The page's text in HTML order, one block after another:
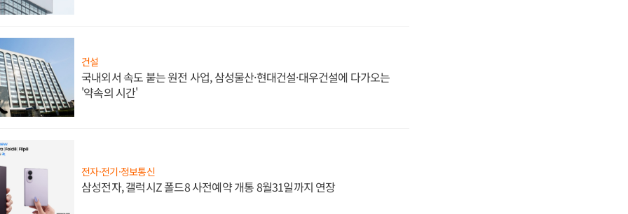
건설
국내외서 속도 붙는 원전 사업, 삼성물산·현대건설·대우건설에 다가오는
'약속의 시간'
전자·전기·정보통신
삼성전자, 갤럭시Z 폴드8 사전예약 개통 8월31일까지 연장